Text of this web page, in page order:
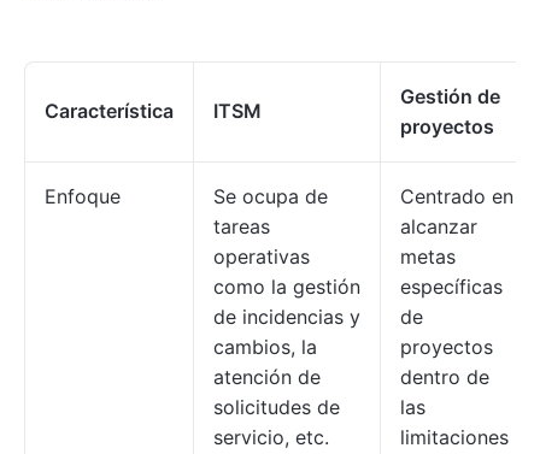
Característica ITSM
Gestión de
proyectos
Enfoque
Se ocupa de
tareas
operativas
como la gestión
de incidencias y
cambios, la
atención de
solicitudes de
servicio, etc.
Centrado en
alcanzar
metas
específicas
de
proyectos
dentro de
las
limitaciones